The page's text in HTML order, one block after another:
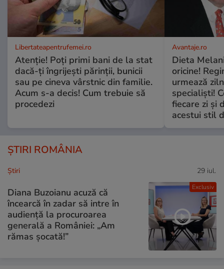
Libertateapentrufemei.ro
Atenție! Poți primi bani de la stat
dacă-ți îngrijești părinții, bunicii
sau pe cineva vârstnic din familie.
Acum s-a decis! Cum trebuie să
procedezi
Avantaje.ro
Dieta
oricine!
urmează
specialiști!
fiecare zi și
acestui stil
ȘTIRI ROMÂNIA
Exclusiv
Ştiri 29 iul.
Diana Buzoianu acuză că
încearcă în zadar să intre în
audiență la procuroarea
generală a României: „Am
rămas șocată!”